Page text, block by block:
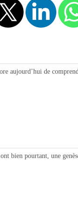
aujourd’hui de
bien pourtant, une